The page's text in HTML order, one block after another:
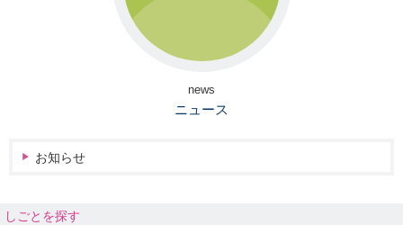
news
ニュース
お知らせ
しごとを探す